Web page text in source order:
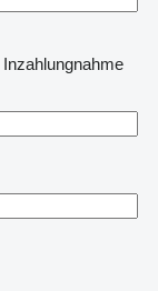
Inzahlungnahme